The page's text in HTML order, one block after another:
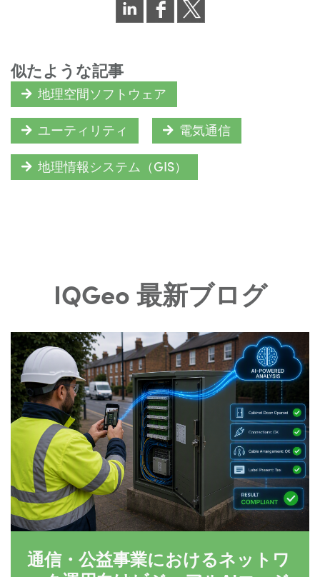
似たような記事
地理空間ソフトウェア
ユーティリティ 電気通信
地理情報システム（GIS）
IQGeo 最新ブログ
通信・公益事業におけるネットワ